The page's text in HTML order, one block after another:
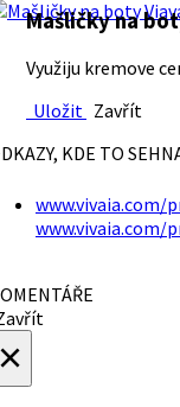
Mašličky na
Využiju kremove
Uložit Zavřít
KDE TO
www.vivaia.com/